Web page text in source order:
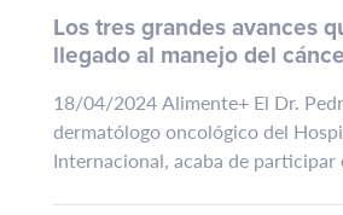
Los tres grandes avances
llegado al manejo del
18/04/2024 Alimente+ El Dr.
dermatólogo oncológico del
Internacional, acaba de participar